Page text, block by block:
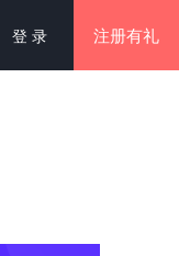
登 录 注册有礼